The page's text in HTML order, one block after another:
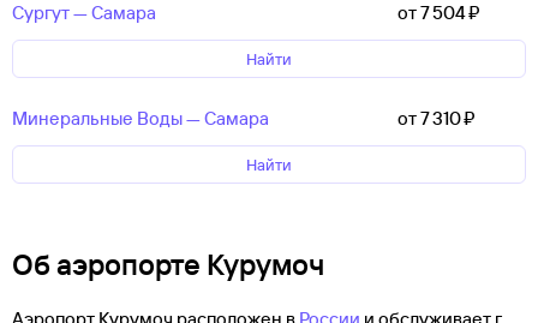
Сургут — Самара от 7 ⁠504 ⁠₽
Найти
Минеральные Воды — Самара от 7 ⁠310 ⁠₽
Найти
Об аэропорте Курумоч